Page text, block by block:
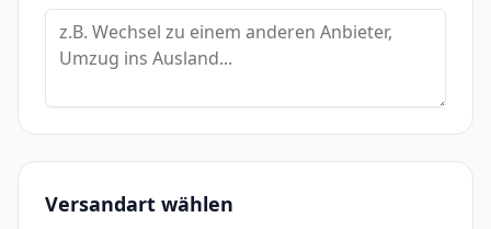
Versandart wählen